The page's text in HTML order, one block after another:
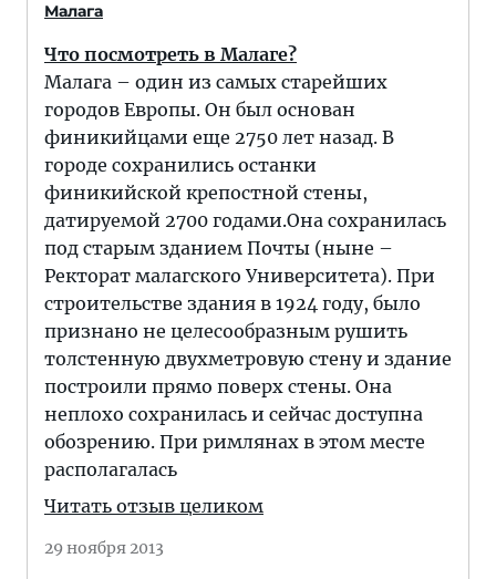
Малага
Что посмотреть в Малаге?
Малага – один из самых старейших
городов Европы. Он был основан
финикийцами еще 2750 лет назад. В
городе сохранились останки
финикийской крепостной стены,
датируемой 2700 годами.Она сохранилась
под старым зданием Почты (ныне –
Ректорат малагского Университета). При
строительстве здания в 1924 году, было
признано не целесообразным рушить
толстенную двухметровую стену и здание
построили прямо поверх стены. Она
неплохо сохранилась и сейчас доступна
обозрению. При римлянах в этом месте
располагалась
Читать отзыв целиком
29 ноября 2013